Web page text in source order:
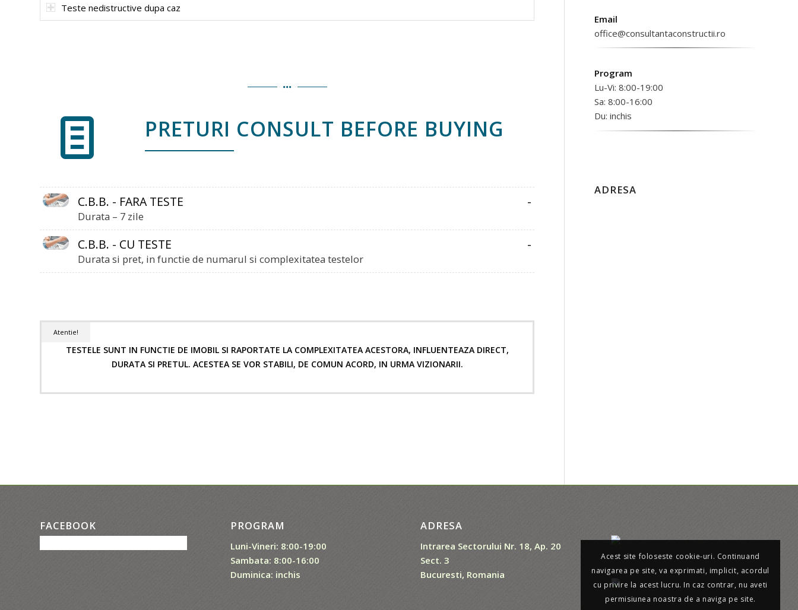
Teste nedistructive dupa caz
PRETURI CONSULT BEFORE BUYING
C.B.B. - FARA TESTE -
Durata – 7 zile
C.B.B. - CU TESTE -
Durata si pret, in functie de numarul si complexitatea testelor
Atentie!
TESTELE SUNT IN FUNCTIE DE IMOBIL SI RAPORTATE LA COMPLEXITATEA ACESTORA, INFLUENTEAZA DIRECT,
DURATA SI PRETUL. ACESTEA SE VOR STABILI, DE COMUN ACORD, IN URMA VIZIONARII.
Email
office@consultantaconstructii.ro
Program
Lu-Vi: 8:00-19:00
Sa: 8:00-16:00
Du: inchis
ADRESA
FACEBOOK PROGRAM
Luni-Vineri: 8:00-19:00
Sambata: 8:00-16:00
Duminica: inchis
ADRESA
Intrarea Sectorului Nr. 18, Ap. 20
Sect. 3
Bucuresti, Romania
Acest site foloseste cookie-uri. Continuand
navigarea pe site, va exprimati, implicit, acordul
cu privire la acest lucru. In caz contrar, nu aveti
permisiunea noastra de a naviga pe site.